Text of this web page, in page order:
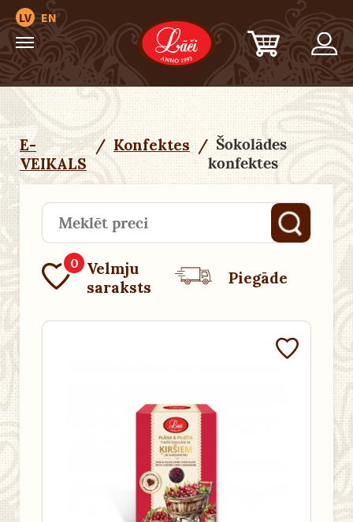
LV EN
E-
VEIKALS
/ Konfektes / Šokolādes
konfektes
0 Velmju
saraksts
Piegāde